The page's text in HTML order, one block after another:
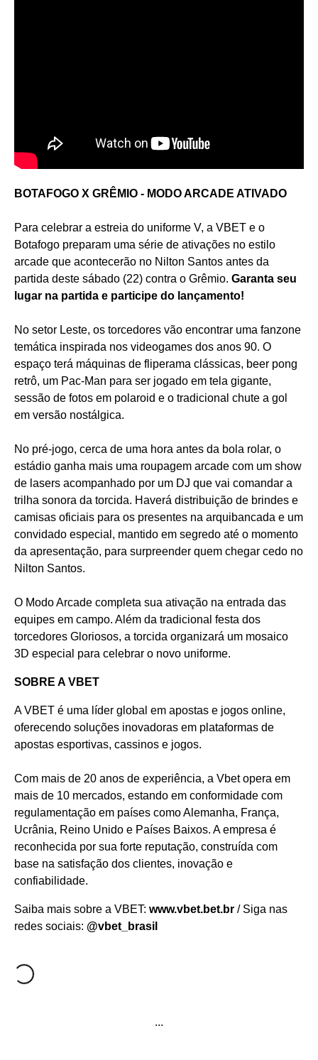
BOTAFOGO X GRÊMIO - MODO ARCADE ATIVADO
Para celebrar a estreia do uniforme V, a VBET e o
Botafogo preparam uma série de ativações no estilo
arcade que acontecerão no Nilton Santos antes da
partida deste sábado (22) contra o Grêmio. Garanta seu
lugar na partida e participe do lançamento!
No setor Leste, os torcedores vão encontrar uma fanzone
temática inspirada nos videogames dos anos 90. O
espaço terá máquinas de fliperama clássicas, beer pong
retrô, um Pac-Man para ser jogado em tela gigante,
sessão de fotos em polaroid e o tradicional chute a gol
em versão nostálgica.
No pré-jogo, cerca de uma hora antes da bola rolar, o
estádio ganha mais uma roupagem arcade com um show
de lasers acompanhado por um DJ que vai comandar a
trilha sonora da torcida. Haverá distribuição de brindes e
camisas oficiais para os presentes na arquibancada e um
convidado especial, mantido em segredo até o momento
da apresentação, para surpreender quem chegar cedo no
Nilton Santos.
O Modo Arcade completa sua ativação na entrada das
equipes em campo. Além da tradicional festa dos
torcedores Gloriosos, a torcida organizará um mosaico
3D especial para celebrar o novo uniforme.
SOBRE A VBET
A VBET é uma líder global em apostas e jogos online,
oferecendo soluções inovadoras em plataformas de
apostas esportivas, cassinos e jogos.
Com mais de 20 anos de experiência, a Vbet opera em
mais de 10 mercados, estando em conformidade com
regulamentação em países como Alemanha, França,
Ucrânia, Reino Unido e Países Baixos. A empresa é
reconhecida por sua forte reputação, construída com
base na satisfação dos clientes, inovação e
confiabilidade.
Saiba mais sobre a VBET: www.vbet.bet.br / Siga nas
redes sociais: @vbet_brasil
...